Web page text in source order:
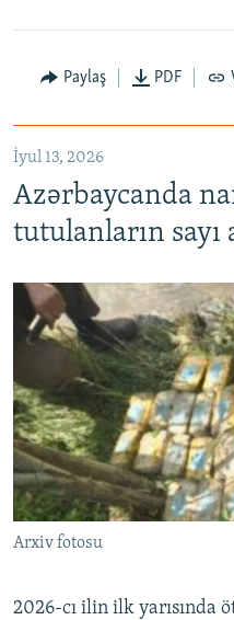
Paylaş PDF
İyul 13, 2026
Azərbaycanda
tutulanların sayı
Arxiv fotosu
2026-cı ilin ilk yarısında